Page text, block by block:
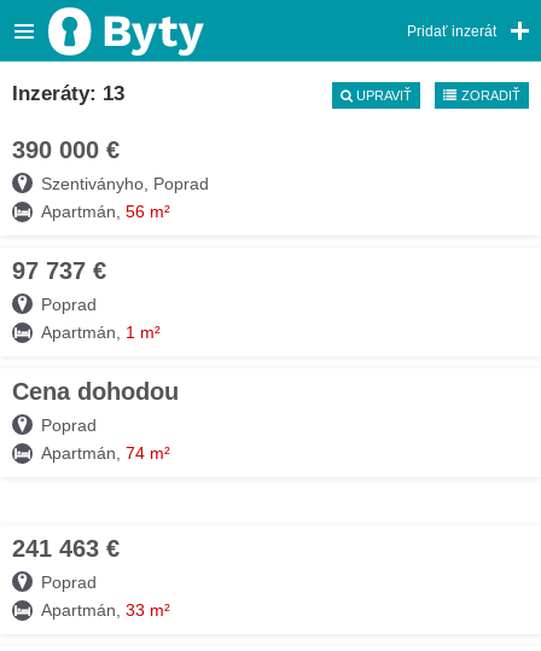
Pridať inzerát
Inzeráty: 13 UPRAVIŤ ZORADIŤ
390 000 €
Szentiványho, Poprad
Apartmán, 56 m²
97 737 €
Poprad
Apartmán, 1 m²
Cena dohodou
Poprad
Apartmán, 74 m²
241 463 €
Poprad
Apartmán, 33 m²